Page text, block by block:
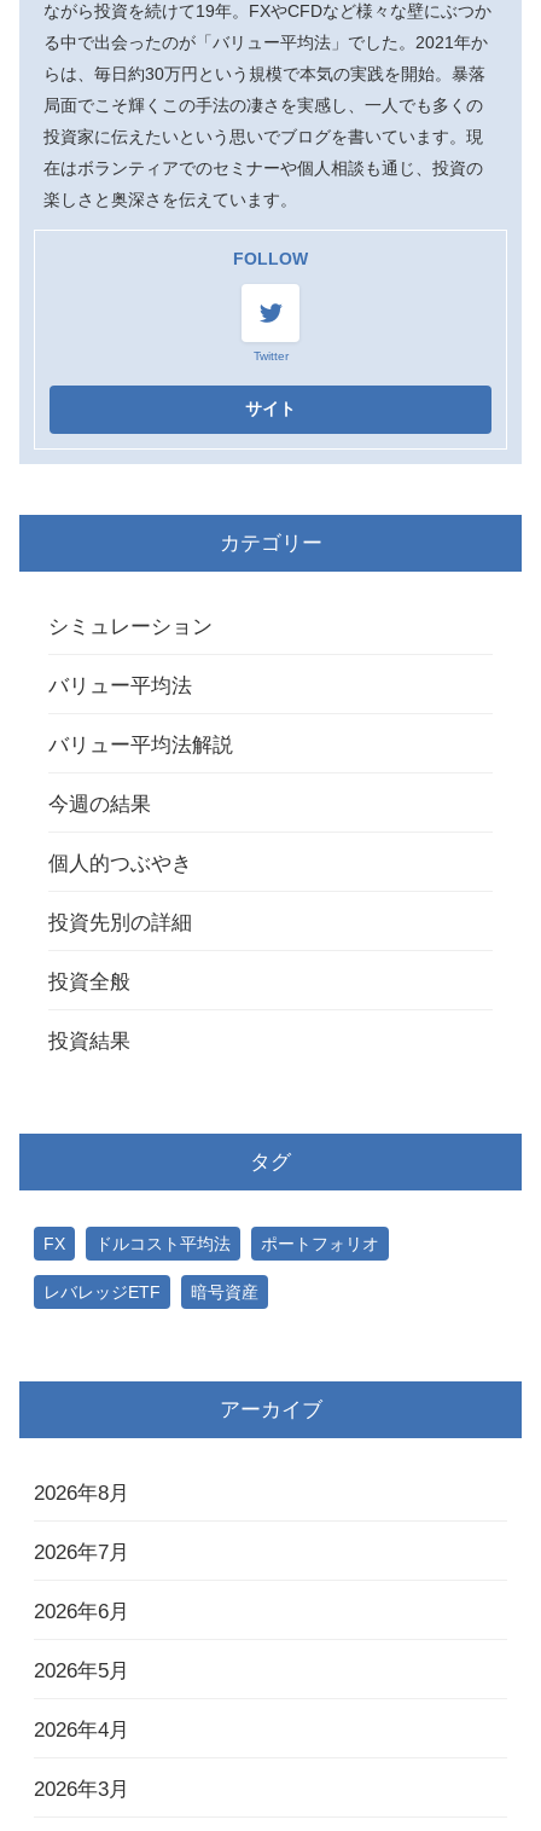
ながら投資を続けて19年。FXやCFDなど様々な壁にぶつか
る中で出会ったのが「バリュー平均法」でした。2021年か
らは、毎日約30万円という規模で本気の実践を開始。暴落
局面でこそ輝くこの手法の凄さを実感し、一人でも多くの
投資家に伝えたいという思いでブログを書いています。現
在はボランティアでのセミナーや個人相談も通じ、投資の
楽しさと奥深さを伝えています。
FOLLOW
Twitter
カテゴリー
シミュレーション
バリュー平均法
バリュー平均法解説
今週の結果
個人的つぶやき
投資先別の詳細
投資全般
投資結果
タグ
FX ドルコスト平均法 ポートフォリオ
レバレッジETF 暗号資産
アーカイブ
2026年8月
2026年7月
2026年6月
2026年5月
2026年4月
2026年3月